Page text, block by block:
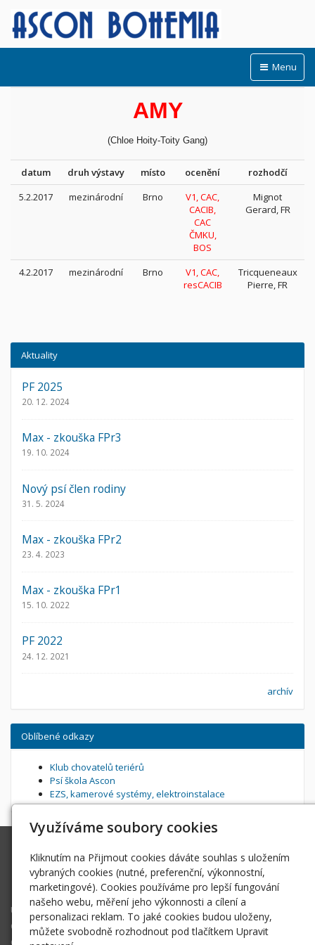
Menu
AMY
(Chloe Hoity-Toity Gang)
datum druh výstavy místo ocenění
rozhodčí
5.2.2017
mezinárodní Brno
V1, CAC,
CACIB,
CAC
ČMKU,
BOS
Mignot
Gerard, FR
4.2.2017 mezinárodní Brno
V1, CAC,
resCACIB
Tricqueneaux
Pierre, FR
Aktuality
PF 2025
20. 12. 2024
Max - zkouška FPr3
19. 10. 2024
Nový psí člen rodiny
31. 5. 2024
Max - zkouška FPr2
23. 4. 2023
Max - zkouška FPr1
15. 10. 2022
PF 2022
24. 12. 2021
archív
Oblíbené odkazy
Klub chovatelů teriérů
Psí škola Ascon
EZS, kamerové systémy, elektroinstalace
vera.bekova@gmail.com
+420 731 725859
Úvodní stránka
O nás
Odchovy
Využíváme soubory cookies
Kliknutím na Přijmout cookies dáváte souhlas s uložením
vybraných cookies (nutné, preferenční, výkonnostní,
marketingové). Cookies používáme pro lepší fungování
našeho webu, měření jeho výkonnosti a cílení a
personalizaci reklam. To jaké cookies budou uloženy,
můžete svobodně rozhodnout pod tlačítkem Upravit